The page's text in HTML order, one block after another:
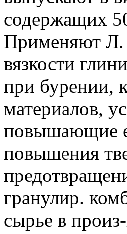
содержащих
Применяют Л.
вязкости
при бурении,
материалов,
повышающие
повышения
гранулир.
сырье в